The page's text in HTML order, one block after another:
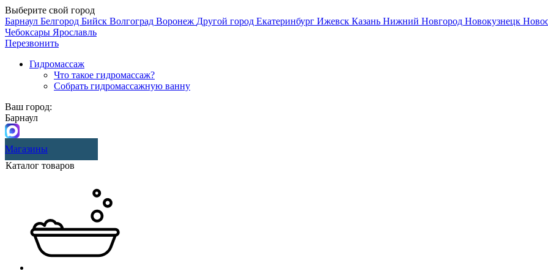
Выберите свой город
Барнаул Белгород Бийск Волгоград Воронеж Другой город Екатеринбург Ижевск Казань Нижний Новгород Новокузнецк
Чебоксары Ярославль
Перезвонить
Гидромассаж
Что такое гидромассаж?
Собрать гидромассажную ванну
Ваш город:
Барнаул
Магазины
Каталог товаров